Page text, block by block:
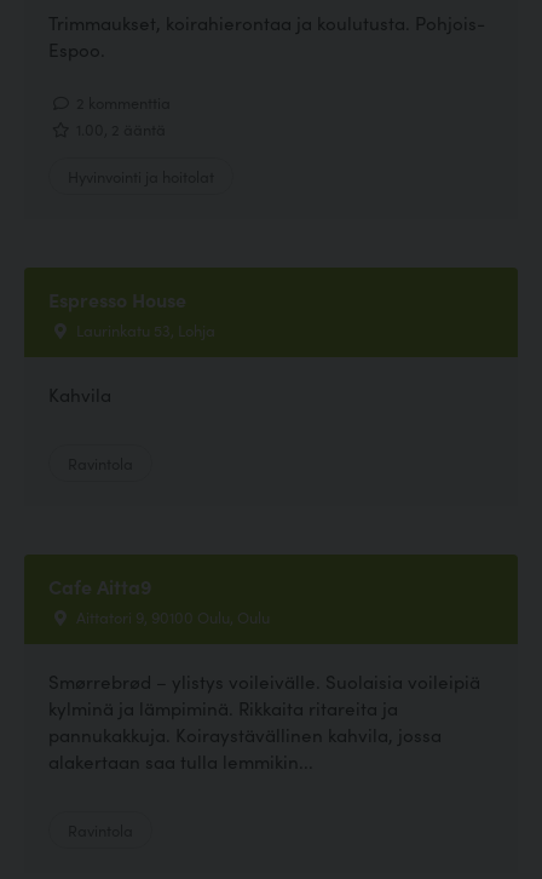
Trimmaukset, koirahierontaa ja koulutusta. Pohjois-
Espoo.
Espresso House
Laurinkatu 53, Lohja
Kahvila
Cafe Aitta9
Aittatori 9, 90100 Oulu, Oulu
Smørrebrød – ylistys voileivälle. Suolaisia voileipiä
kylminä ja lämpiminä. Rikkaita ritareita ja
pannukakkuja. Koiraystävällinen kahvila, jossa
alakertaan saa tulla lemmikin...